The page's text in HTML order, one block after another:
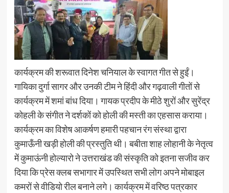
कार्यक्रम की शरूवात दिनेश चनियाल के स्वागत गीत से हुईं।
गायिका दुर्गा सागर और उनकी टीम ने हिंदी और गढ़वाली गीतों से
कार्यक्रम में शमां बांध दिया। गायक प्रदीप के मीठे शुरों और सुरेंद्र
कोहली के संगीत ने दर्शकों को होली की मस्ती का एहसास कराया।
कार्यक्रम का विशेष आकर्षण हमारी पहचान रंग संस्था द्वारा
कुमाऊँनी खड़ी होली की प्रस्तुति थी। बबीता शाह लोहानी के नेतृत्व
में कुमाऊंनी होल्यारो ने उत्तराखंड की संस्कृति को इतना सजीव कर
दिया कि प्रेस क्लब सभागार में उपस्थित सभी लोग अपने मोबाइल
कमरों से वीडियो रील बनाने लगे। कार्यक्रम में वरिष्ठ पत्रकार